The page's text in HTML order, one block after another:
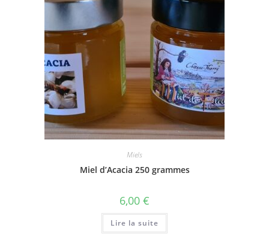
Miels
Miel d’Acacia 250 grammes
6,00 €
Lire la suite